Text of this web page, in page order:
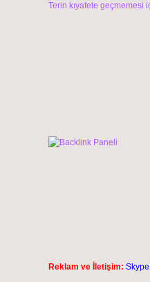
Terin kıyafete geçmemesi
Reklam ve İletişim: